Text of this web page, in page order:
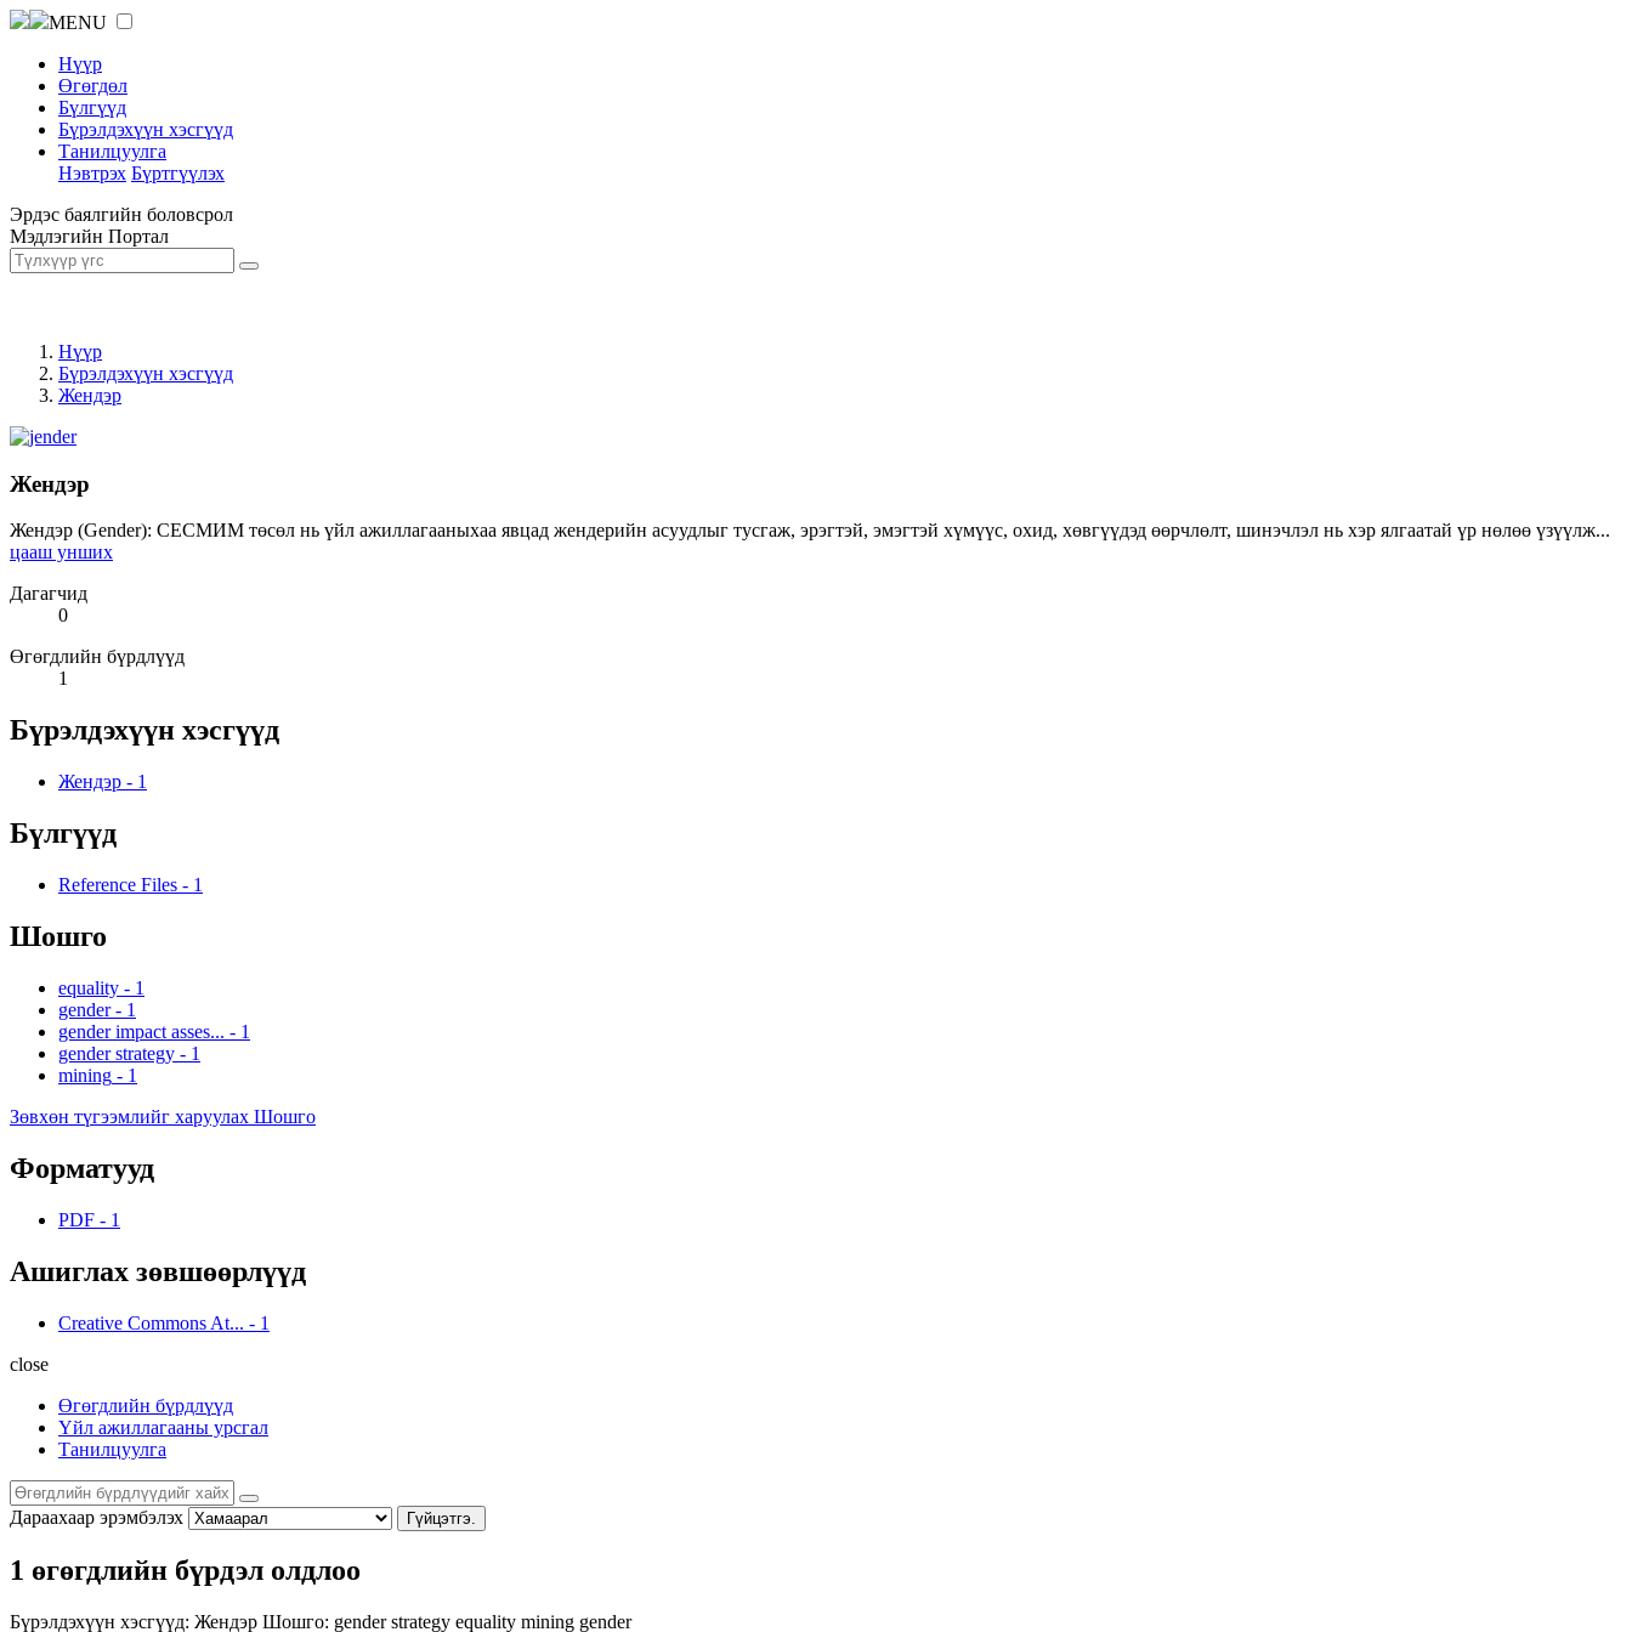
MENU
Нүүр
Өгөгдөл
Бүлгүүд
Бүрэлдэхүүн хэсгүүд
Танилцуулга
Нэвтрэх Бүртгүүлэх
Эрдэс баялгийн боловсрол
Мэдлэгийн Портал
Нүүр
Бүрэлдэхүүн хэсгүүд
Жендэр
Жендэр
Жендэр (Gender): СЕСМИМ төсөл нь үйл ажиллагааныхаа явцад жендерийн асуудлыг тусгаж, эрэгтэй, эмэгтэй хүмүүс, охид, хөвгүүдэд өөрчлөлт, шинэчлэл нь хэр ялгаатай үр нөлөө үзүүлж...
цааш унших
Дагагчид
0
Өгөгдлийн бүрдлүүд
1
Бүрэлдэхүүн хэсгүүд
Жендэр - 1
Бүлгүүд
Reference Files - 1
Шошго
equality - 1
gender - 1
gender impact asses... - 1
gender strategy - 1
mining - 1
Зөвхөн түгээмлийг харуулах Шошго
Форматууд
PDF - 1
Ашиглах зөвшөөрлүүд
Creative Commons At... - 1
close
Өгөгдлийн бүрдлүүд
Үйл ажиллагааны урсгал
Танилцуулга
Дараахаар эрэмбэлэх Гүйцэтгэ.
1 өгөгдлийн бүрдэл олдлоо
Бүрэлдэхүүн хэсгүүд: Жендэр Шошго: gender strategy equality mining gender